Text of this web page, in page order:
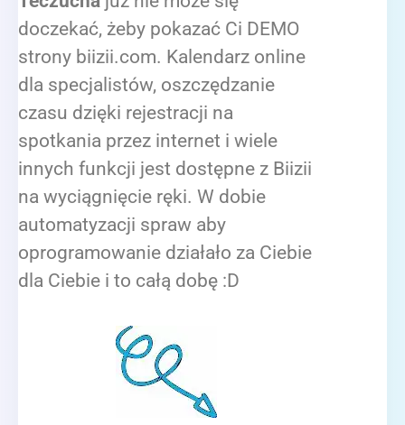
doczekać, żeby pokazać Ci DEMO
strony biizii.com. Kalendarz online
dla specjalistów, oszczędzanie
czasu dzięki rejestracji na
spotkania przez internet i wiele
innych funkcji jest dostępne z Biizii
na wyciągnięcie ręki. W dobie
automatyzacji spraw aby
oprogramowanie działało za Ciebie
dla Ciebie i to całą dobę :D